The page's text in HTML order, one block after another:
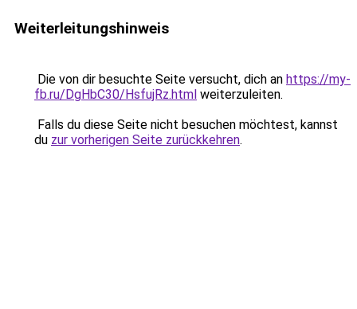
Weiterleitungshinweis
Die von dir besuchte Seite versucht, dich an https://my-
fb.ru/DgHbC30/HsfujRz.html weiterzuleiten.
Falls du diese Seite nicht besuchen möchtest, kannst
du zur vorherigen Seite zurückkehren.